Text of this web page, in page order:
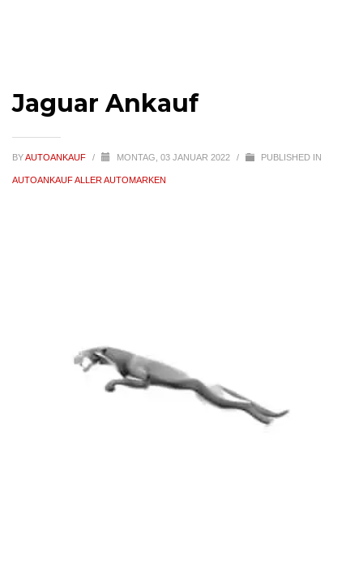
Jaguar Ankauf
BYAUTOANKAUF / MONTAG, 03 JANUAR 2022 / PUBLISHED IN
AUTOANKAUF ALLER AUTOMARKEN